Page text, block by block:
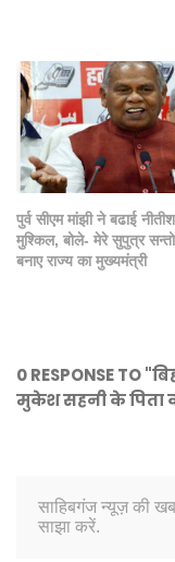
पुर्व सीएम मांझी ने बढाई
मुश्किल, बोले- मेरे सुपुत्र
बनाए राज्य का मुख्यमंत्री
0 RESPONSE TO
मुकेश सहनी के पिता
साहिबगंज न्यूज़ की
साझा करें.